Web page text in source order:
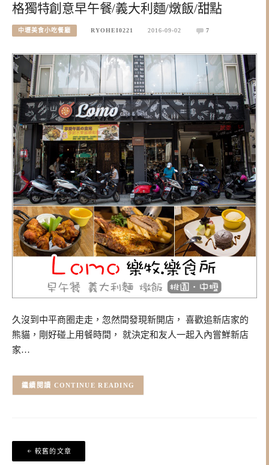
格獨特創意早午餐/義大利麵/燉飯/甜點
中壢美食小吃餐廳 RYOHEI0221 2016-09-02 7
久沒到中平商圈走走，忽然間發現新開店， 喜歡追新店家的
熊貓，剛好碰上用餐時間， 就決定和友人一起入內嘗鮮新店
家…
CONTINUE READING
文
較舊的文章